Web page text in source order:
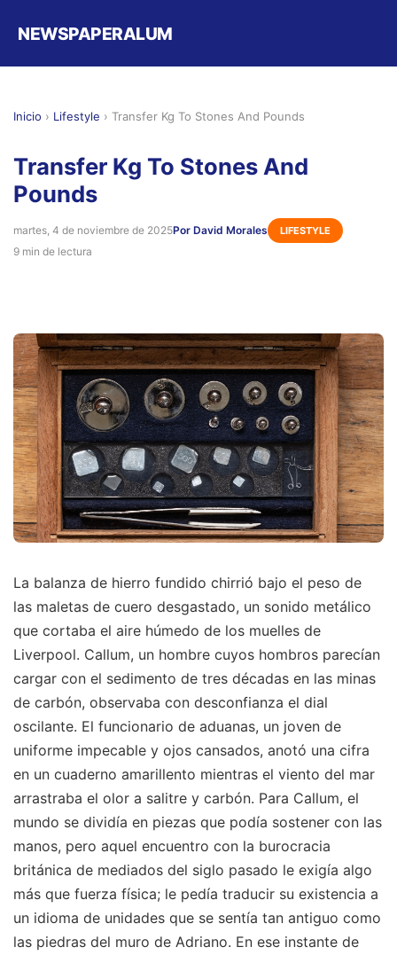
NEWSPAPERALUM
Inicio › Lifestyle › Transfer Kg To Stones And Pounds
Transfer Kg To Stones And
Pounds
martes, 4 de noviembre de 2025Por David Morales LIFESTYLE
9 min de lectura
La balanza de hierro fundido chirrió bajo el peso de
las maletas de cuero desgastado, un sonido metálico
que cortaba el aire húmedo de los muelles de
Liverpool. Callum, un hombre cuyos hombros parecían
cargar con el sedimento de tres décadas en las minas
de carbón, observaba con desconfianza el dial
oscilante. El funcionario de aduanas, un joven de
uniforme impecable y ojos cansados, anotó una cifra
en un cuaderno amarillento mientras el viento del mar
arrastraba el olor a salitre y carbón. Para Callum, el
mundo se dividía en piezas que podía sostener con las
manos, pero aquel encuentro con la burocracia
británica de mediados del siglo pasado le exigía algo
más que fuerza física; le pedía traducir su existencia a
un idioma de unidades que se sentía tan antiguo como
las piedras del muro de Adriano. En ese instante de